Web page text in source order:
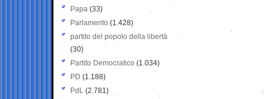
Papa (33)
Parlamento (1.428)
partito del popolo della libertà
(30)
Partito Democratico (1.034)
PD (1.188)
PdL (2.781)